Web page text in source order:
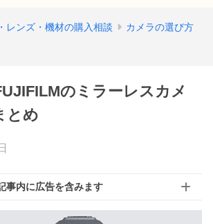
レンズ・機材の購入相談 カメラの選び方
のミラーレスカメ
とめ
事内に広告を含みます